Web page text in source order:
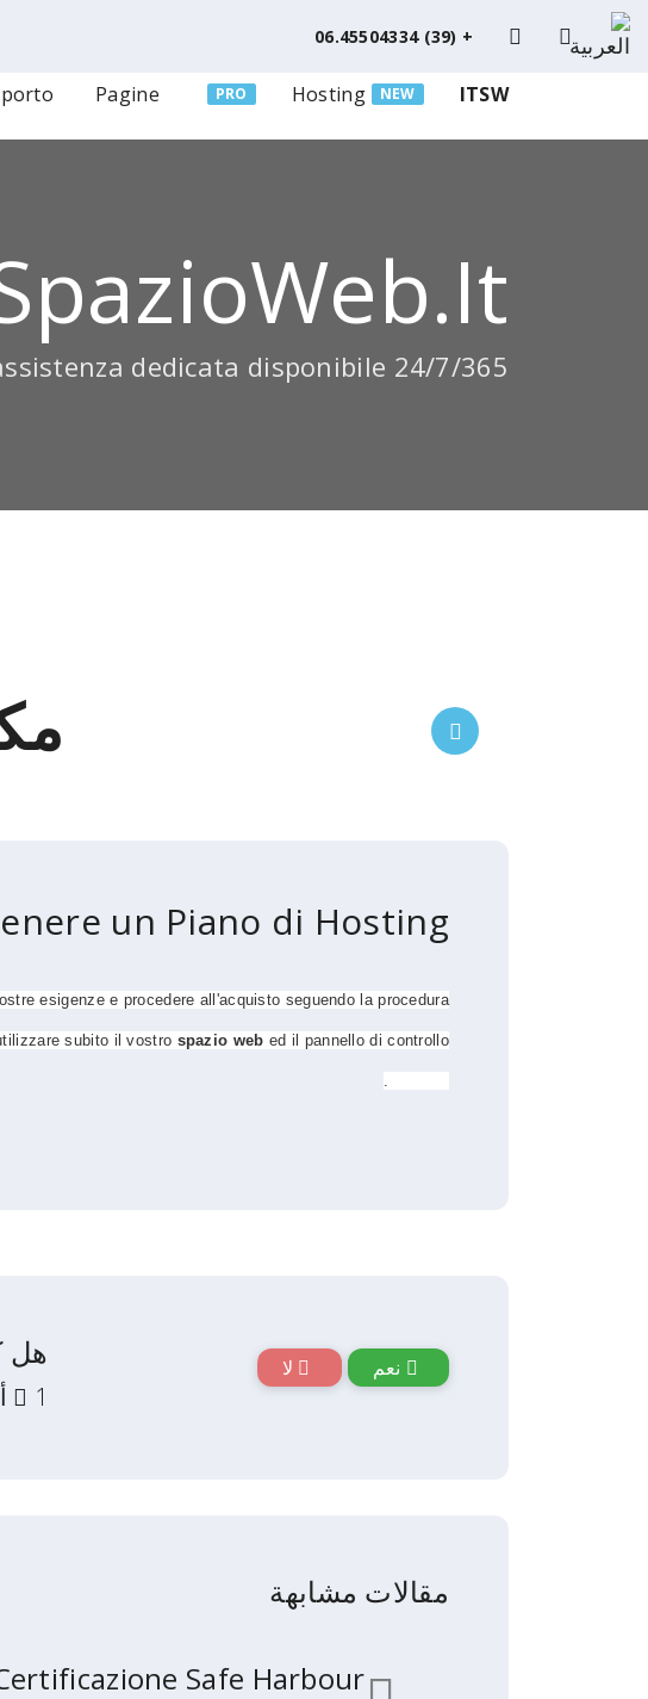
+ (39) 06.45504334
ITSW
NEW
Hosting
PRO
Pagine
dedicata disponibile 24/7/365
un Piano di Hosting?
esigenze e procedere all'acquisto seguendo la procedura
subito il vostro spazio web ed il pannello di controllo
هل
1 أعضاء وجدوا هذه المقالة مفيدة
نعم لا
مقالات مشابهة
Safe Harbour